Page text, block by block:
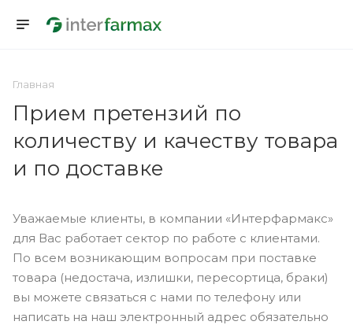
Главная
Прием претензий по
количеству и качеству товара
и по доставке
Уважаемые клиенты, в компании «Интерфармакс»
для Вас работает сектор по работе с клиентами.
По всем возникающим вопросам при поставке
товара (недостача, излишки, пересортица, браки)
вы можете связаться с нами по телефону или
написать на наш электронный адрес обязательно